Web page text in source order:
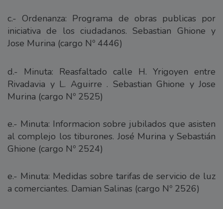
c.- Ordenanza: Programa de obras publicas por
iniciativa de los ciudadanos. Sebastian Ghione y
Jose Murina (cargo Nº 4446)
d.- Minuta: Reasfaltado calle H. Yrigoyen entre
Rivadavia y L. Aguirre . Sebastian Ghione y Jose
Murina (cargo Nº 2525)
e.- Minuta: Informacion sobre jubilados que asisten
al complejo los tiburones. José Murina y Sebastián
Ghione (cargo Nº 2524)
e.- Minuta: Medidas sobre tarifas de servicio de luz
a comerciantes. Damian Salinas (cargo Nº 2526)